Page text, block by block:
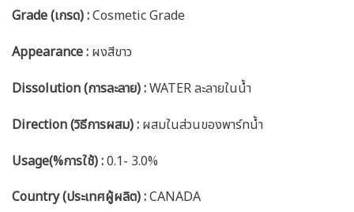
Grade (เกรด) :Cosmetic Grade
Appearance : ผงสีขาว
Dissolution (การละลาย) :WATER ละลายในน้ำ
Direction (วิธีการผสม) : ผสมในส่วนของพาร์ทน้ำ
Usage(%การใช้) :0.1- 3.0%
Country (ประเทศผู้ผลิต) :CANADA